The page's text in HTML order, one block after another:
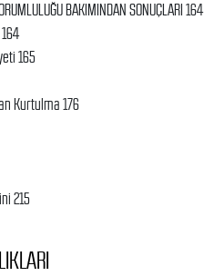
BAKIMINDAN SONUÇLARI 164
165
Kurtulma 176
215